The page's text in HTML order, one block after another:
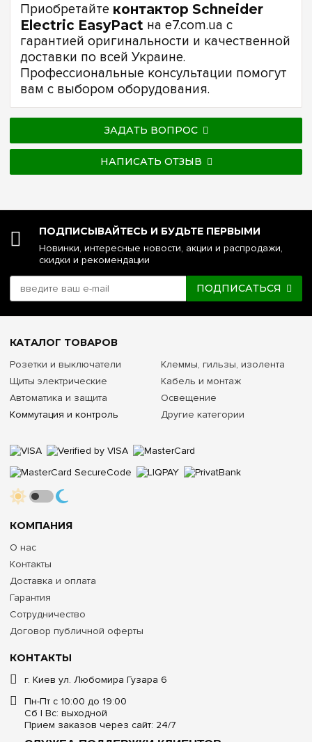
Приобретайте контактор Schneider
Electric EasyPact на e7.com.ua с
гарантией оригинальности и качественной
доставки по всей Украине.
Профессиональные консультации помогут
вам с выбором оборудования.
ЗАДАТЬ ВОПРОС
НАПИСАТЬ ОТЗЫВ
ПОДПИСЫВАЙТЕСЬ И БУДЬТЕ ПЕРВЫМИ
Новинки, интересные новости, акции и распродажи,
скидки и рекомендации
ПОДПИСАТЬСЯ
КОНТАКТЫ
г. Киев ул. Любомира Гузара 6
Пн-Пт с 10:00 до 19:00
Сб | Вс: выходной
Прием заказов через сайт: 24/7
КОМПАНИЯ
О нас
Контакты
Доставка и оплата
Гарантия
Сотрудничество
Договор публичной оферты
КАТАЛОГ ТОВАРОВ
Розетки и выключатели
Щиты электрические
Автоматика и защита
Коммутация и контроль
Клеммы, гильзы, изолента
Кабель и монтаж
Освещение
Другие категории